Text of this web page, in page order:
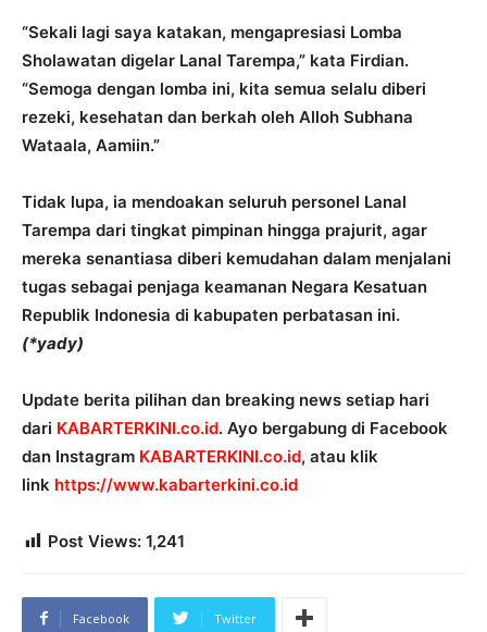
“Sekali lagi saya katakan, mengapresiasi Lomba
Sholawatan digelar Lanal Tarempa,” kata Firdian.
“Semoga dengan lomba ini, kita semua selalu diberi
rezeki, kesehatan dan berkah oleh Alloh Subhana
Wataala, Aamiin.”
Tidak lupa, ia mendoakan seluruh personel Lanal
Tarempa dari tingkat pimpinan hingga prajurit, agar
mereka senantiasa diberi kemudahan dalam menjalani
tugas sebagai penjaga keamanan Negara Kesatuan
Republik Indonesia di kabupaten perbatasan ini.
(*yady)
Update berita pilihan dan breaking news setiap hari
dari KABARTERKINI.co.id. Ayo bergabung di Facebook
dan Instagram KABARTERKINI.co.id, atau klik
link https://www.kabarterkini.co.id
Post Views: 1,241
Facebook Twitter